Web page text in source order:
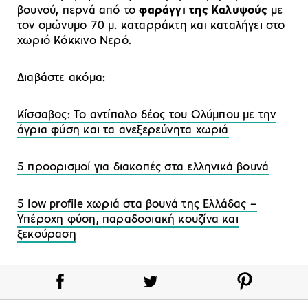
βουνού, περνά από τοφαράγγι της Καλυψούς με
τον ομώνυμο 70 μ. καταρράκτη και καταλήγει στο
χωριό Κόκκινο Νερό.
Διαβάστε ακόμα:
Κίσσαβος: Το αντίπαλο δέος του Ολύμπου με την
άγρια φύση και τα ανεξερεύνητα χωριά
5 προορισμοί για διακοπές στα ελληνικά βουνά
5 low profile χωριά στα βουνά της Ελλάδας –
Υπέροχη φύση, παραδοσιακή κουζίνα και
ξεκούραση